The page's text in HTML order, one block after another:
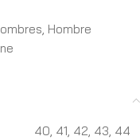
, Hombre
40, 41, 42, 43, 44